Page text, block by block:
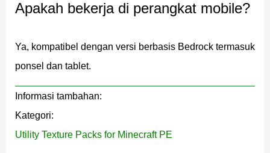
X Ray Pro meningkatkan logika transparansi dan
pemisahan blok. Lapisan terrain terlihat lebih bersih dan
Apakah bekerja di perangkat mobile?
Ya, kompatibel dengan versi berbasis Bedrock termasuk
ponsel dan tablet.
Informasi tambahan:
Kategori:
Utility Texture Packs for Minecraft PE